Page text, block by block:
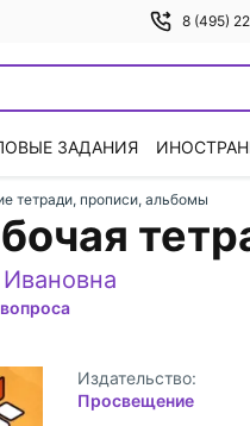
8 (495)
ЗАДАНИЯ
тетради, прописи, альбомы
Издательство:
Просвещение